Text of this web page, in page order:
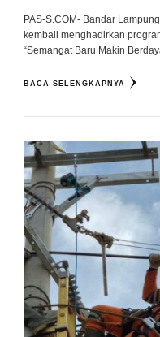
PAS-S.COM- Bandar
kembali menghadirkan
“Semangat Baru Makin
BACA SELENGKAPNYA